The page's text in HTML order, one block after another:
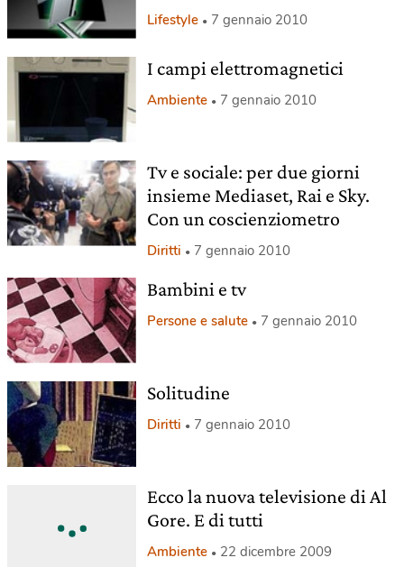
Lifestyle 7 gennaio 2010
I campi elettromagnetici
Ambiente 7 gennaio 2010
Tv e sociale: per due giorni
insieme Mediaset, Rai e Sky.
Con un coscienziometro
Diritti 7 gennaio 2010
Bambini e tv
Persone e salute 7 gennaio 2010
Solitudine
Diritti 7 gennaio 2010
Ecco la nuova televisione di Al
Gore. E di tutti
Ambiente 22 dicembre 2009